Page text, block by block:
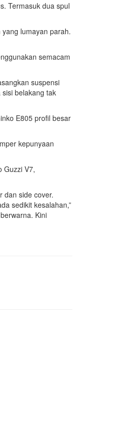
Termasuk dua spul
lumayan parah.
semacam
suspensi
belakang tak
E805 profil besar
kepunyaan
Guzzi V7,
dan side cover.
sedikit kesalahan,”
Kini